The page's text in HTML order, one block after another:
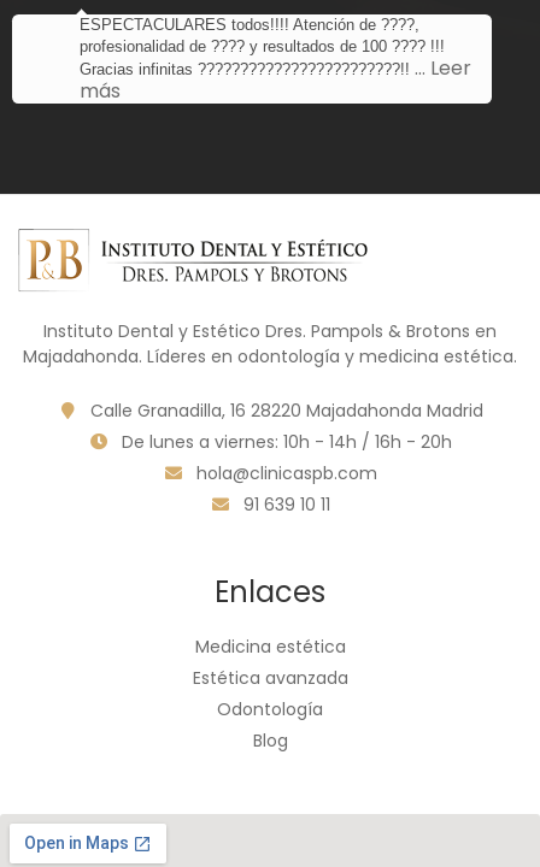
ESPECTACULARES todos!!!! Atención de ????,
profesionalidad de ???? y resultados de 100 ???? !!!
Gracias infinitas ????????????????????????!! … Leer
más
Instituto Dental y Estético Dres. Pampols & Brotons en
Majadahonda. Líderes en odontología y medicina estética.
Calle Granadilla, 16 28220 Majadahonda Madrid
De lunes a viernes: 10h - 14h / 16h - 20h
hola@clinicaspb.com
91 639 10 11
Enlaces
Medicina estética
Estética avanzada
Odontología
Blog